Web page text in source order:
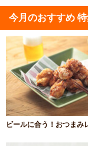
今月のおすすめ
ビールに合う！おつまみ